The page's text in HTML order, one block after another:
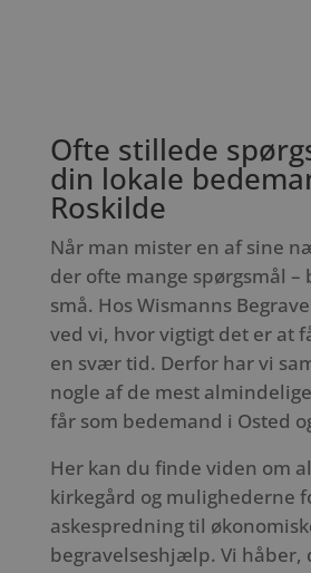
Ofte stillede
din lokale
Roskilde
Når man mister en af sine
der ofte mange spørgsmål –
små. Hos Wismanns
ved vi, hvor vigtigt det er at
en svær tid. Derfor har vi
nogle af de mest
får som bedemand i Osted
Her kan du finde viden om
kirkegård og mulighederne
askespredning til
begravelseshjælp. Vi håber,